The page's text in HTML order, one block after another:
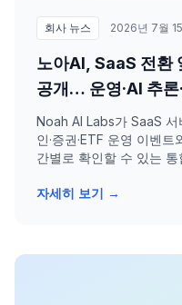
회사 뉴스 2026년 7월
노아AI, SaaS 전환
공개… 운영·AI 추론
Noah AI Labs가 SaaS 서
인·증권·ETF 운영 이벤
간별로 확인할 수 있는
자세히 보기 →